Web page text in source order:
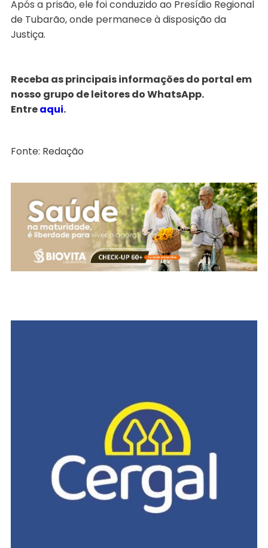
Após a prisão, ele foi conduzido ao Presídio Regional
de Tubarão, onde permanece à disposição da
Justiça.
Receba as principais informações do portal em
nosso grupo de leitores do WhatsApp.
Entreaqui.
Fonte: Redação